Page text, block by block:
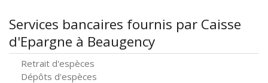
Services bancaires fournis par Caisse
d'Epargne à Beaugency
Retrait d'espèces
Dépôts d'espèces